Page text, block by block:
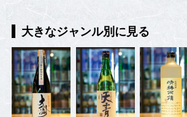
大きなジャンル別に見る